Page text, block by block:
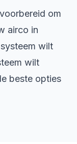
om
airco in
wilt
wilt
beste opties